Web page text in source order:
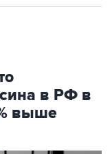
в РФ в
выше